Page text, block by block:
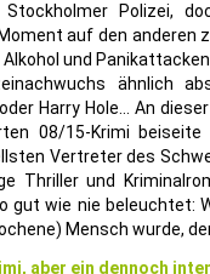
Polizei,
auf den
und
ähnlich
Harry Hole… An
08/15-Krimi
Vertreter des
Thriller und
gut wie nie beleuchtet:
Mensch wurde,
aber ein dennoch